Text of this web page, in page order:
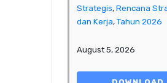
Strategis, Rencana
dan Kerja, Tahun 2026
August 5, 2026